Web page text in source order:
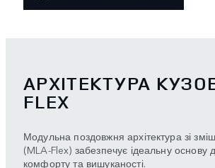
АРХІТЕКТУРА
FLEX
Модульна поздовжня архітектура зі
(MLA-Flex) забезпечує ідеальну основу
комфорту та вишуканості.